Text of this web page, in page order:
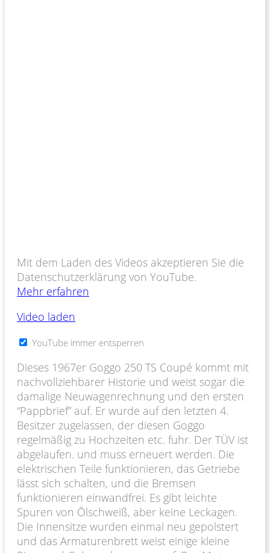
Mit dem Laden des Videos akzeptieren Sie die
Datenschutzerklärung von YouTube.
Mehr erfahren
Video laden
YouTube immer entsperren
Dieses 1967er Goggo 250 TS Coupé kommt mit
nachvollziehbarer Historie und weist sogar die
damalige Neuwagenrechnung und den ersten
“Pappbrief” auf. Er wurde auf den letzten 4.
Besitzer zugelassen, der diesen Goggo
regelmäßig zu Hochzeiten etc. fuhr. Der TÜV ist
abgelaufen. und muss erneuert werden. Die
elektrischen Teile funktionieren, das Getriebe
lässt sich schalten, und die Bremsen
funktionieren einwandfrei. Es gibt leichte
Spuren von Ölschweiß, aber keine Leckagen.
Die Innensitze wurden einmal neu gepolstert
und das Armaturenbrett weist einige kleine